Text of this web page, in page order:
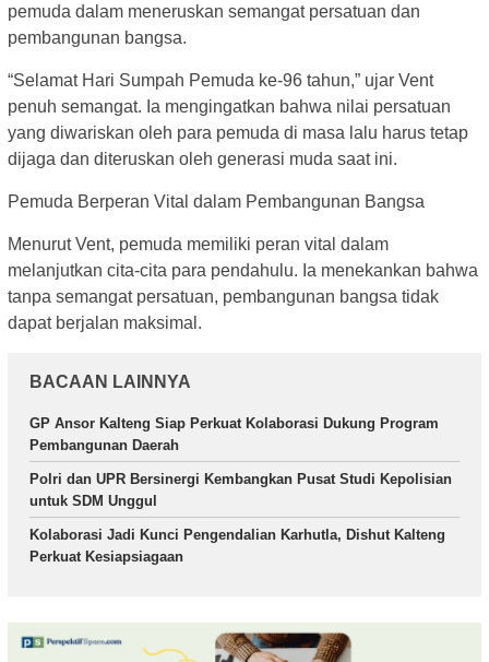
pemuda dalam meneruskan semangat persatuan dan
pembangunan bangsa.
“Selamat Hari Sumpah Pemuda ke-96 tahun,” ujar Vent
penuh semangat. Ia mengingatkan bahwa nilai persatuan
yang diwariskan oleh para pemuda di masa lalu harus tetap
dijaga dan diteruskan oleh generasi muda saat ini.
Pemuda Berperan Vital dalam Pembangunan Bangsa
Menurut Vent, pemuda memiliki peran vital dalam
melanjutkan cita-cita para pendahulu. Ia menekankan bahwa
tanpa semangat persatuan, pembangunan bangsa tidak
dapat berjalan maksimal.
BACAAN LAINNYA
GP Ansor Kalteng Siap Perkuat Kolaborasi Dukung Program
Pembangunan Daerah
Polri dan UPR Bersinergi Kembangkan Pusat Studi Kepolisian
untuk SDM Unggul
Kolaborasi Jadi Kunci Pengendalian Karhutla, Dishut Kalteng
Perkuat Kesiapsiagaan